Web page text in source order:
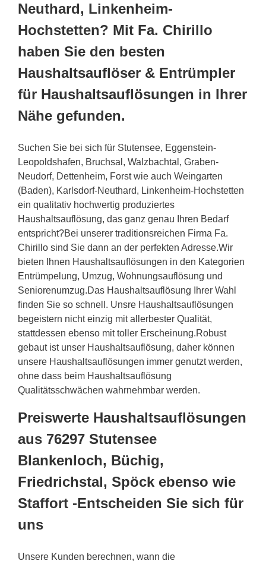
Neuthard, Linkenheim-
Hochstetten? Mit Fa. Chirillo
haben Sie den besten
Haushaltsauflöser & Entrümpler
für Haushaltsauflösungen in Ihrer
Nähe gefunden.
Suchen Sie bei sich für Stutensee, Eggenstein-
Leopoldshafen, Bruchsal, Walzbachtal, Graben-
Neudorf, Dettenheim, Forst wie auch Weingarten
(Baden), Karlsdorf-Neuthard, Linkenheim-Hochstetten
ein qualitativ hochwertig produziertes
Haushaltsauflösung, das ganz genau Ihren Bedarf
entspricht?Bei unserer traditionsreichen Firma Fa.
Chirillo sind Sie dann an der perfekten Adresse.Wir
bieten Ihnen Haushaltsauflösungen in den Kategorien
Entrümpelung, Umzug, Wohnungsauflösung und
Seniorenumzug.Das Haushaltsauflösung Ihrer Wahl
finden Sie so schnell. Unsre Haushaltsauflösungen
begeistern nicht einzig mit allerbester Qualität,
stattdessen ebenso mit toller Erscheinung.Robust
gebaut ist unser Haushaltsauflösung, daher können
unsere Haushaltsauflösungen immer genutzt werden,
ohne dass beim Haushaltsauflösung
Qualitätsschwächen wahrnehmbar werden.
Preiswerte Haushaltsauflösungen
aus 76297 Stutensee
Blankenloch, Büchig,
Friedrichstal, Spöck ebenso wie
Staffort -Entscheiden Sie sich für
uns
Unsere Kunden berechnen, wann die